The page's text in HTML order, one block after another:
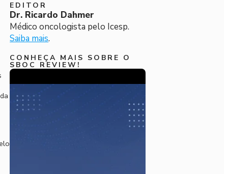
EDITOR
Dr. Ricardo Dahmer
Médico oncologista pelo Icesp.
Saiba mais.
CONHEÇA MAIS SOBRE O
SBOC REVIEW!